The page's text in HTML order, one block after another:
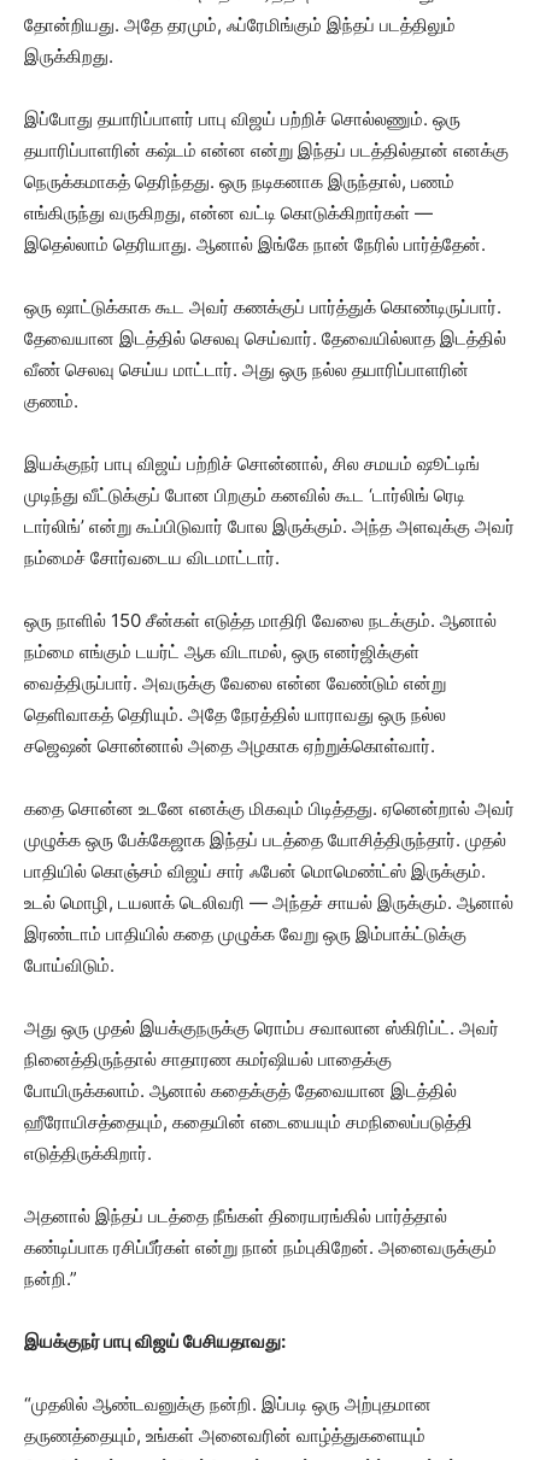
தோன்றியது. அதே தரமும், ஃப்ரேமிங்கும் இந்தப் படத்திலும்
இருக்கிறது.
இப்போது தயாரிப்பாளர் பாபு விஜய் பற்றிச் சொல்லணும். ஒரு
தயாரிப்பாளரின் கஷ்டம் என்ன என்று இந்தப் படத்தில்தான் எனக்கு
நெருக்கமாகத் தெரிந்தது. ஒரு நடிகனாக இருந்தால், பணம்
எங்கிருந்து வருகிறது, என்ன வட்டி கொடுக்கிறார்கள் —
இதெல்லாம் தெரியாது. ஆனால் இங்கே நான் நேரில் பார்த்தேன்.
ஒரு ஷாட்டுக்காக கூட அவர் கணக்குப் பார்த்துக் கொண்டிருப்பார்.
தேவையான இடத்தில் செலவு செய்வார். தேவையில்லாத இடத்தில்
வீண் செலவு செய்ய மாட்டார். அது ஒரு நல்ல தயாரிப்பாளரின்
குணம்.
இயக்குநர் பாபு விஜய் பற்றிச் சொன்னால், சில சமயம் ஷூட்டிங்
முடிந்து வீட்டுக்குப் போன பிறகும் கனவில் கூட ‘டார்லிங் ரெடி
டார்லிங்’ என்று கூப்பிடுவார் போல இருக்கும். அந்த அளவுக்கு அவர்
நம்மைச் சோர்வடைய விடமாட்டார்.
ஒரு நாளில் 150 சீன்கள் எடுத்த மாதிரி வேலை நடக்கும். ஆனால்
நம்மை எங்கும் டயர்ட் ஆக விடாமல், ஒரு எனர்ஜிக்குள்
வைத்திருப்பார். அவருக்கு வேலை என்ன வேண்டும் என்று
தெளிவாகத் தெரியும். அதே நேரத்தில் யாராவது ஒரு நல்ல
சஜெஷன் சொன்னால் அதை அழகாக ஏற்றுக்கொள்வார்.
கதை சொன்ன உடனே எனக்கு மிகவும் பிடித்தது. ஏனென்றால் அவர்
முழுக்க ஒரு பேக்கேஜாக இந்தப் படத்தை யோசித்திருந்தார். முதல்
பாதியில் கொஞ்சம் விஜய் சார் ஃபேன் மொமெண்ட்ஸ் இருக்கும்.
உடல் மொழி, டயலாக் டெலிவரி — அந்தச் சாயல் இருக்கும். ஆனால்
இரண்டாம் பாதியில் கதை முழுக்க வேறு ஒரு இம்பாக்ட்டுக்கு
போய்விடும்.
அது ஒரு முதல் இயக்குநருக்கு ரொம்ப சவாலான ஸ்கிரிப்ட். அவர்
நினைத்திருந்தால் சாதாரண கமர்ஷியல் பாதைக்கு
போயிருக்கலாம். ஆனால் கதைக்குத் தேவையான இடத்தில்
ஹீரோயிசத்தையும், கதையின் எடையையும் சமநிலைப்படுத்தி
எடுத்திருக்கிறார்.
அதனால் இந்தப் படத்தை நீங்கள் திரையரங்கில் பார்த்தால்
கண்டிப்பாக ரசிப்பீர்கள் என்று நான் நம்புகிறேன். அனைவருக்கும்
நன்றி.”
இயக்குநர் பாபு விஜய் பேசியதாவது:
“முதலில் ஆண்டவனுக்கு நன்றி. இப்படி ஒரு அற்புதமான
தருணத்தையும், உங்கள் அனைவரின் வாழ்த்துகளையும்